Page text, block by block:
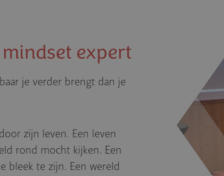
expert
je verder brengt dan je
zijn leven. Een leven
rond mocht kijken. Een
bleek te zijn. Een wereld